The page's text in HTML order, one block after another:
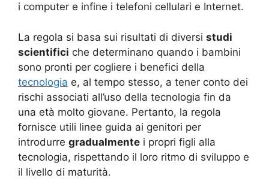
i computer e infine i telefoni cellulari e Internet.
La regola si basa sui risultati di diversi studi
scientifici che determinano quando i bambini
sono pronti per cogliere i benefici della
tecnologia e, al tempo stesso, a tener conto dei
rischi associati all’uso della tecnologia fin da
una età molto giovane. Pertanto, la regola
fornisce utili linee guida ai genitori per
introdurre gradualmente i propri figli alla
tecnologia, rispettando il loro ritmo di sviluppo e
il livello di maturità.